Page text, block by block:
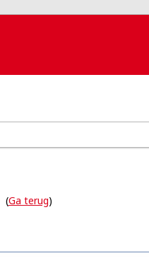
(Ga terug)